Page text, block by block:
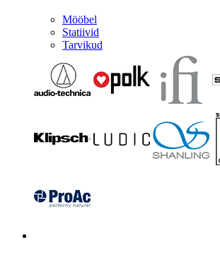
Mööbel
Statiivid
Tarvikud